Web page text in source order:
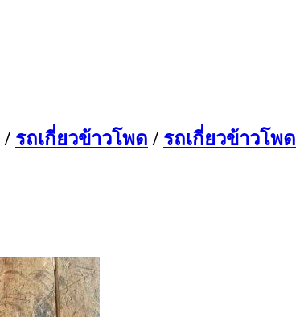
/ รถเกี่ยวข้าวโพด / รถเกี่ยวข้าวโพด